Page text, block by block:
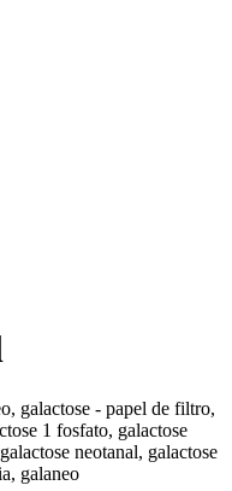
galactose - papel de filtro,
1 fosfato, galactose
neotanal, galactose
galaneo